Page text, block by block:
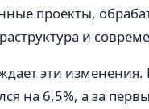
проекты,
и
эти
на 6,5%, а за